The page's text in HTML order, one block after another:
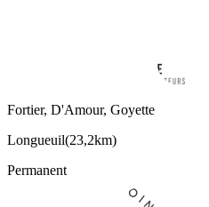
Fortier, D'Amour, Goyette
Longueuil(23,2km)
Permanent